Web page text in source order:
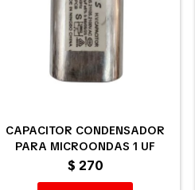
CAPACITOR CONDENSADOR
PARA MICROONDAS 1 UF
$ 270